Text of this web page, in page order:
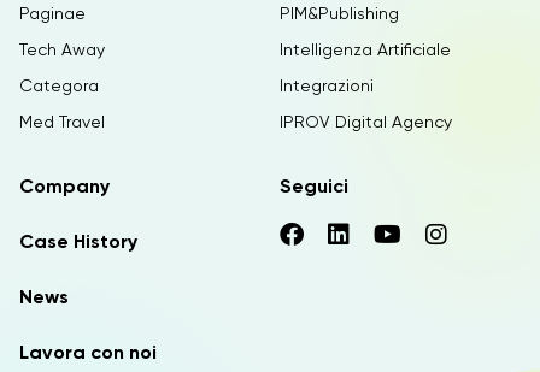
Paginae
Tech Away
Categora
Med Travel
PIM&Publishing
Intelligenza Artificiale
Integrazioni
IPROV Digital Agency
Company
Case History
News
Lavora con noi
Seguici